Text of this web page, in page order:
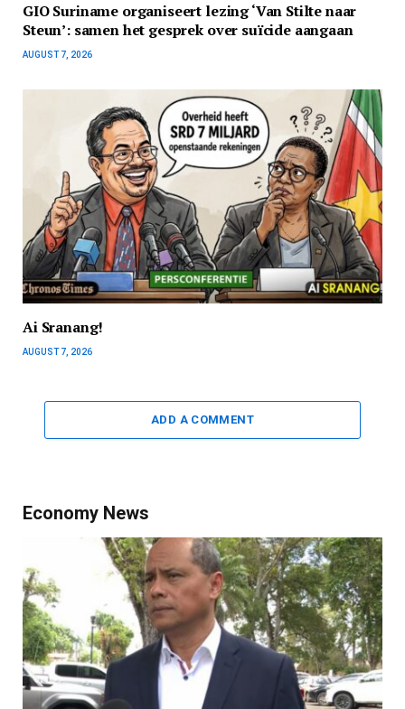
GIO Suriname organiseert lezing ‘Van Stilte naar
Steun’: samen het gesprek over suïcide aangaan
AUGUST 7, 2026
Ai Sranang!
AUGUST 7, 2026
ADD A COMMENT
Economy News